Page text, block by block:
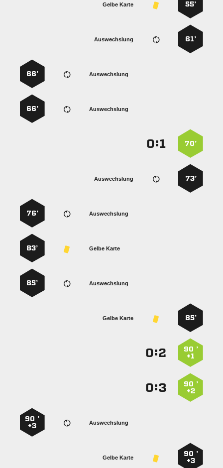
55’
Gelbe Karte
61’
Auswechslung
Auswechslung
66’
Auswechslung
66’
70’
:
73’
Auswechslung
Auswechslung
76’
Gelbe Karte
83’
Auswechslung
85’
85’
Gelbe Karte
90 ’
+1
:
90 ’
+2
:
Auswechslung
90 ’
+3
90 ’
+3
Gelbe Karte